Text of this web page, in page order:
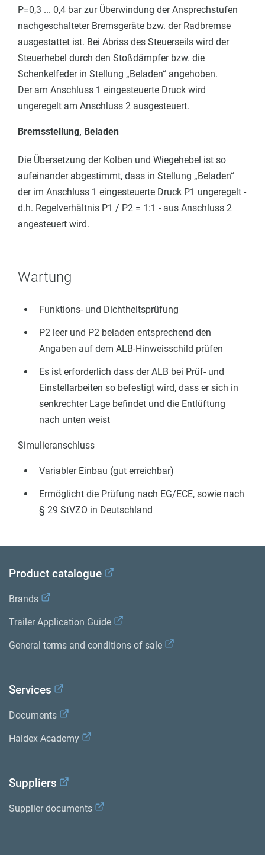
P=0,3 ... 0,4 bar zur Überwindung der Ansprechstufen
nachgeschalteter Bremsgeräte bzw. der Radbremse
ausgestattet ist. Bei Abriss des Steuerseils wird der
Steuerhebel durch den Stoßdämpfer bzw. die
Schenkelfeder in Stellung „Beladen“ angehoben.
Der am Anschluss 1 eingesteuerte Druck wird
ungeregelt am Anschluss 2 ausgesteuert.
Bremsstellung, Beladen
Die Übersetzung der Kolben und Wiegehebel ist so
aufeinander abgestimmt, dass in Stellung „Beladen“
der im Anschluss 1 eingesteuerte Druck P1 ungeregelt -
d.h. Regelverhältnis P1 / P2 = 1:1 - aus Anschluss 2
angesteuert wird.
Wartung
Funktions- und Dichtheitsprüfung
P2 leer und P2 beladen entsprechend den
Angaben auf dem ALB-Hinweisschild prüfen
Es ist erforderlich dass der ALB bei Prüf- und
Einstellarbeiten so befestigt wird, dass er sich in
senkrechter Lage befindet und die Entlüftung
nach unten weist
Simulieranschluss
Variabler Einbau (gut erreichbar)
Ermöglicht die Prüfung nach EG/ECE, sowie nach
§ 29 StVZO in Deutschland
Product catalogue
Brands
Trailer Application Guide
General terms and conditions of sale
Services
Documents
Haldex Academy
Suppliers
Supplier documents